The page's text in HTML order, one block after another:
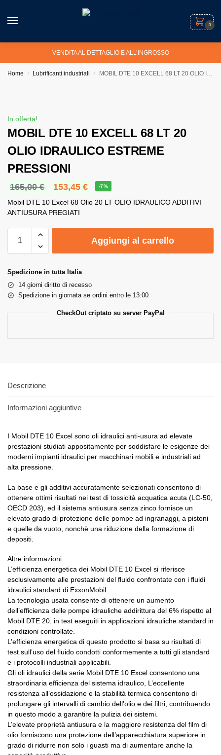
0
VENDITA AL DETTAGLIO E ALL’INGROSSO
Home / Lubrificanti industriali / MOBIL DTE 10 EXCELL 68 LT 20 OLIO IDRAULICO ESTREME PRESSIONI
In offerta!
MOBIL DTE 10 EXCELL 68 LT 20
OLIO IDRAULICO ESTREME
PRESSIONI
165,00€ 153,45 € -7%
Mobil DTE 10 Excel 68 Olio 20 LT OLIO IDRAULICO ADDITIVI
ANTIUSURA PREGIATI
Aggiungi al carrello
Spedizione in tutta Italia
14 giorni diritto di recesso
Spedizione in giornata se ordini entro le 13:00
CheckOut criptato su server PayPal
Descrizione
Informazioni aggiuntive
I Mobil DTE 10 Excel sono oli idraulici anti-usura ad elevate
prestazioni studiati appositamente per soddisfare le esigenze dei
moderni impianti idraulici per macchinari mobili e industriali ad
alta pressione.
La base e gli additivi accuratamente selezionati consentono di
ottenere ottimi risultati nei test di tossicità acquatica acuta (LC-50,
OECD 203), ed il sistema antiusura senza zinco fornisce un
elevato grado di protezione delle pompe ad ingranaggi, a pistoni
e quelle da vuoto, nonchè una riduzione della formazione di
depositi.
Altre informazioni
L’efficienza energetica dei Mobil DTE 10 Excel si riferisce
esclusivamente alle prestazioni del fluido confrontate con i fluidi
idraulici standard di ExxonMobil.
La tecnologia usata consente di ottenere un aumento
dell’efficienza delle pompe idrauliche addirittura del 6% rispetto al
Mobil DTE 20, in test eseguiti in applicazioni idrauliche standard in
condizioni controllate.
L’efficienza energetica di questo prodotto si basa su risultati di
test sull’uso del fluido condotti conformemente a tutti gli standard
e i protocolli industriali applicabili.
Gli oli idraulici della serie Mobil DTE 10 Excel consentono una
straordinaria efficienza del sistema idraulico, L’eccellente
resistenza all’ossidazione e la stabilità termica consentono di
prolungare gli intervalli di cambio dell’olio e dei filtri, contribuendo
in questo modo a garantire la pulizia dei sistemi.
L’elevate proprietà antiusura e la maggiore resistenza del film di
olio forniscono una protezione dell’apparecchiatura superiore in
grado di ridurre non solo i guasti ma di aumentare anche la